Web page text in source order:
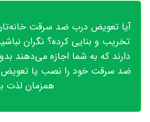
آیا تعویض درب ضد سرقت
تخریب و بنایی کرده؟ نگران
دارند که به شما اجازه می‌دهند
ضد سرقت خود را نصب یا تعویض
همزمان لذت